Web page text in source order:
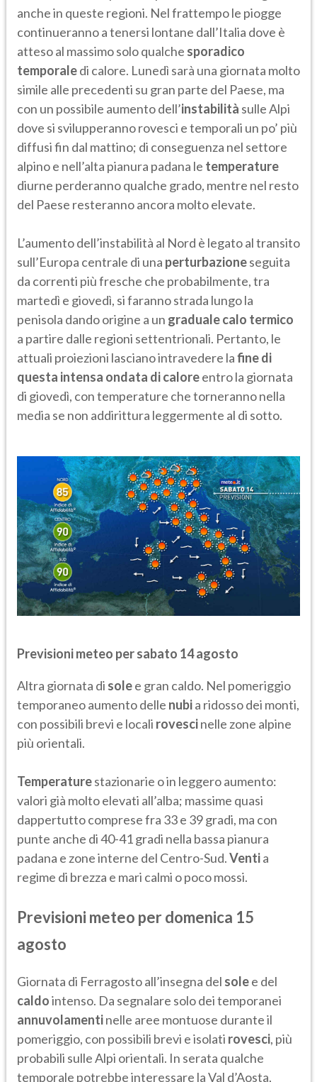
anche in queste regioni. Nel frattempo le piogge
continueranno a tenersi lontane dall’Italia dove è
atteso al massimo solo qualche sporadico
temporaledi calore. Lunedì sarà una giornata molto
simile alle precedenti su gran parte del Paese, ma
con un possibile aumento dell’instabilità sulle Alpi
dove si svilupperanno rovesci e temporali un po’ più
diffusi fin dal mattino; di conseguenza nel settore
alpino e nell’alta pianura padana le temperature
diurne perderanno qualche grado, mentre nel resto
del Paese resteranno ancora molto elevate.
L’aumento dell’instabilità al Nord è legato al transito
sull’Europa centrale di una perturbazioneseguita
da correnti più fresche che probabilmente, tra
martedì e giovedì, si faranno strada lungo la
penisola dando origine a un graduale calo termico
a partire dalle regioni settentrionali. Pertanto, le
attuali proiezioni lasciano intravedere lafine di
questa intensa ondata di caloreentro la giornata
di giovedì, con temperature che torneranno nella
media se non addirittura leggermente al di sotto.
Previsioni meteo per sabato 14 agosto
Altra giornata di solee gran caldo. Nel pomeriggio
temporaneo aumento delle nubia ridosso dei monti,
con possibili brevi e locali rovescinelle zone alpine
più orientali.
Temperaturestazionarie o in leggero aumento:
valori già molto elevati all’alba; massime quasi
dappertutto comprese fra 33 e 39 gradi, ma con
punte anche di 40-41 gradi nella bassa pianura
padana e zone interne del Centro-Sud.Ventia
regime di brezza e mari calmi o poco mossi.
Previsioni meteo per domenica 15
agosto
Giornata di Ferragosto all’insegna del solee del
caldointenso. Da segnalare solo dei temporanei
annuvolamentinelle aree montuose durante il
pomeriggio, con possibili brevi e isolati rovesci, più
probabili sulle Alpi orientali. In serata qualche
temporale potrebbe interessare la Val d’Aosta,